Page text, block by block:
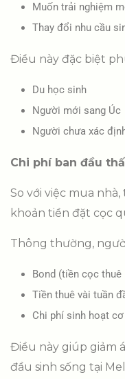
Muốn trải nghiệm
Thay đổi nhu cầu
Điều này đặc biệt
Du học sinh
Người mới sang Úc
Người chưa xác
Chi phí ban đầu
So với việc mua
khoản tiền đặt cọc
Thông thường,
Bond (tiền cọc thuê
Tiền thuê vài tuần
Chi phí sinh hoạt
Điều này giúp giảm
đầu sinh sống tại